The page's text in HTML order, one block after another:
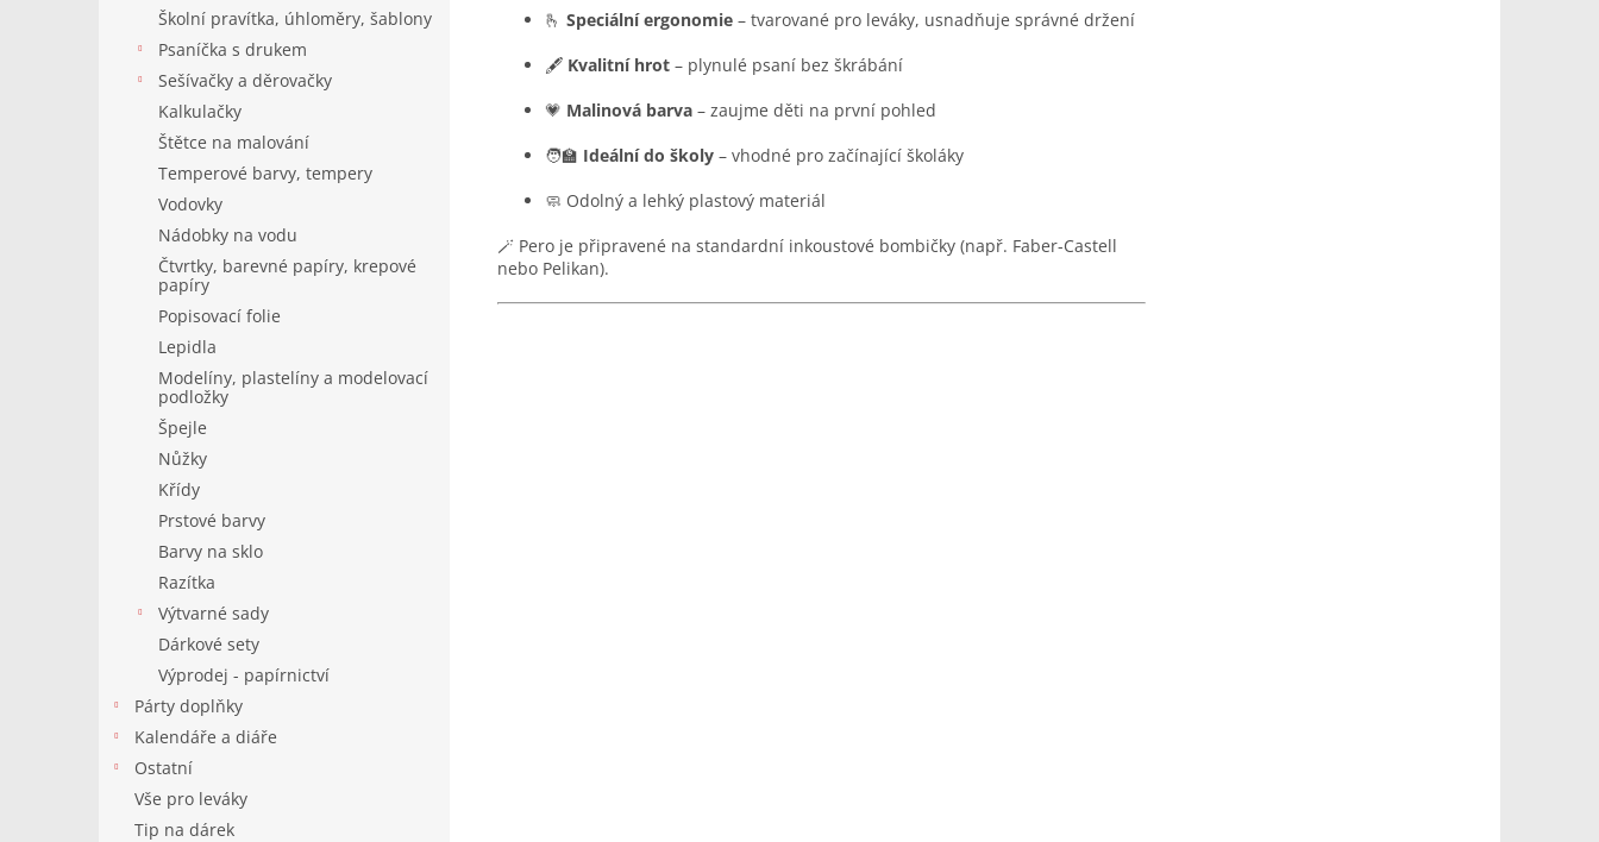
Školní pravítka, úhloměry, šablony
Psaníčka s drukem
Sešívačky a děrovačky
Kalkulačky
Štětce na malování
Temperové barvy, tempery
Vodovky
Nádobky na vodu
Čtvrtky, barevné papíry, krepové
papíry
Popisovací folie
Lepidla
Modelíny, plastelíny a modelovací
podložky
Špejle
Nůžky
Křídy
Prstové barvy
Barvy na sklo
Razítka
Výtvarné sady
Dárkové sety
Výprodej - papírnictví
Párty doplňky
Kalendáře a diáře
Ostatní
Vše pro leváky
Tip na dárek
🫰 Speciální ergonomie – tvarované pro leváky, usnadňuje správné držení
🖋️ Kvalitní hrot – plynulé psaní bez škrábání
💗 Malinová barva – zaujme děti na první pohled
🧑‍🏫 Ideální do školy – vhodné pro začínající školáky
🧼 Odolný a lehký plastový materiál
🪄 Pero je připravené na standardní inkoustové bombičky (např. Faber-Castell
nebo Pelikan).